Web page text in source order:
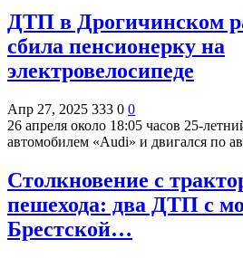
ДТП в Дрогичинском
сбила пенсионерку на
электровелосипеде
Апр 27, 2025 333 0 0
26 апреля около 18:05 часов 25-
автомобилем «Audi» и двигался по
Столкновение с
пешехода: два ДТП с
Брестской…